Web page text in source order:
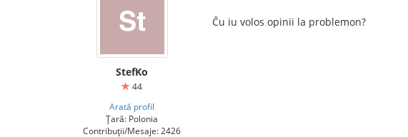
StefKo
44
Arată profil
Țară: Polonia
Contribuții/Mesaje: 2426
Ĉu iu volos opinii la problemon?